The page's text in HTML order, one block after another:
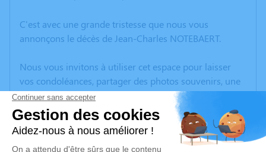
C'est avec une grande tristesse que nous vous
annonçons le décès de Jean-Charles NOTEBAERT.
Nous vous invitons à utiliser cet espace pour laisser
vos condoléances, partager des photos souvenirs, une
anecdote ou exprimer vos pensées à travers des
poèmes ou des textes. Cet endroit est un lieu
d'expression dédié à honorer la mémoire de Jean-
Charles NOTEBAERT.